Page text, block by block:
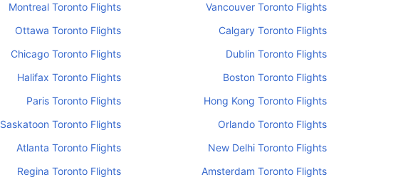
Vancouver Toronto Flights
Montreal Toronto Flights
Calgary Toronto Flights
Ottawa Toronto Flights
Dublin Toronto Flights
Chicago Toronto Flights
Boston Toronto Flights
Halifax Toronto Flights
Hong Kong Toronto Flights
Paris Toronto Flights
Orlando Toronto Flights
Saskatoon Toronto Flights
New Delhi Toronto Flights
Atlanta Toronto Flights
Amsterdam Toronto Flights
Regina Toronto Flights